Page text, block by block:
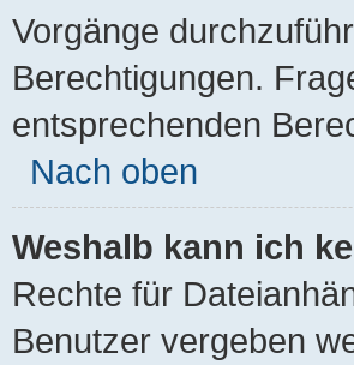
Vorgänge
Berechtigungen.
entsprechenden
Nach oben
Weshalb kann ich
Rechte für
Benutzer vergeben